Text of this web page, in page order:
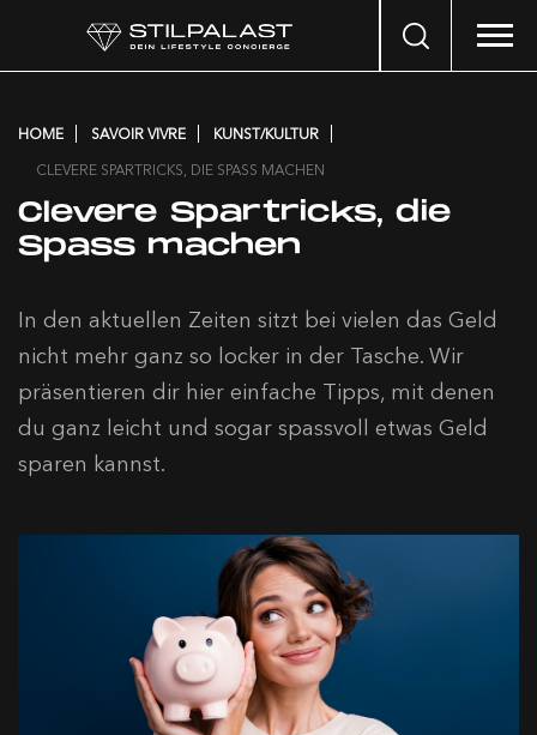
Search
HOME SAVOIR VIVRE
KUNST/KULTUR
CLEVERE SPARTRICKS, DIE SPASS MACHEN
Clevere Spartricks, die
Spass machen
In den aktuellen Zeiten sitzt bei vielen das Geld
nicht mehr ganz so locker in der Tasche. Wir
präsentieren dir hier einfache Tipps, mit denen
du ganz leicht und sogar spassvoll etwas Geld
sparen kannst.